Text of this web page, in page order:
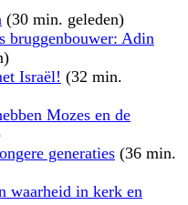
(30 min. geleden)
bruggenbouwer: Adin
Israël! (32 min.
Mozes en de
generaties (36 min.
waarheid in kerk en